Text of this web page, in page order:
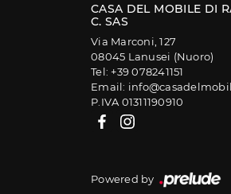
CASA DEL MOBILE DI
C. SAS
Via Marconi, 127
08045 Lanusei (Nuoro)
Tel: +39 078241151
Email:
P.IVA 01311190910
Powered by